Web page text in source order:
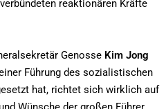
reaktionären Kräfte
Genosse Kim Jong
Führung des sozialistischen
hat, richtet sich wirklich auf